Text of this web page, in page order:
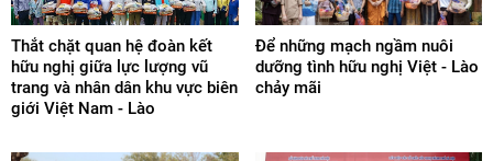
Thắt chặt quan hệ đoàn kết
hữu nghị giữa lực lượng vũ
trang và nhân dân khu vực biên
giới Việt Nam - Lào
Để những mạch ngầm nuôi
dưỡng tình hữu nghị Việt - Lào
chảy mãi